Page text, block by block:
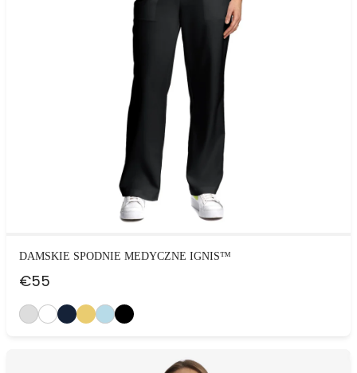
DAMSKIE SPODNIE MEDYCZNE IGNIS™
€55